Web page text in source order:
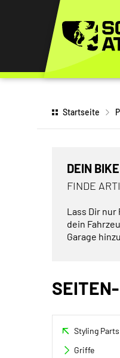
Startseite
DEIN
FINDE
Lass Dir nur
dein
Garage
Styling
Griffe